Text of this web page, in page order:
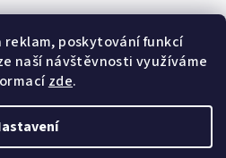
reklam, poskytování funkcí
naší návštěvnosti využíváme
zde.